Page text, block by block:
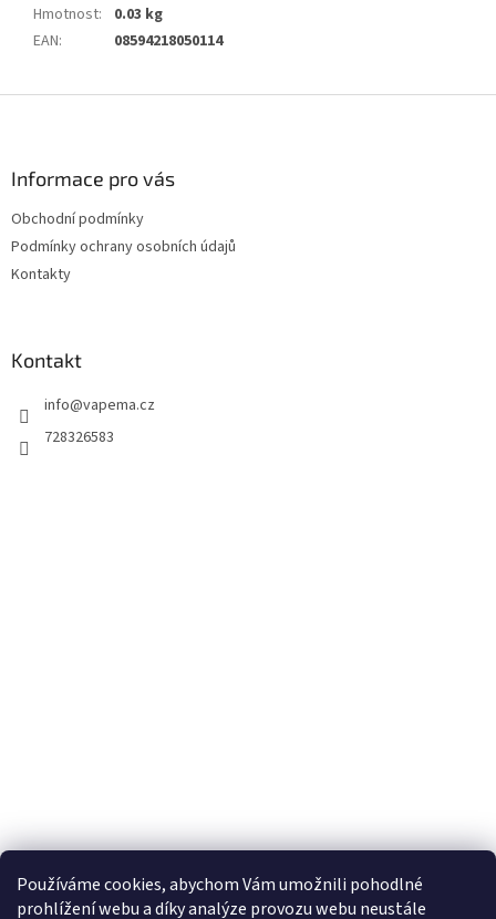
Používáme cookies, abychom Vám umožnili pohodlné
prohlížení webu a díky analýze provozu webu neustále
Hmotnost:
0.03 kg
EAN: 08594218050114
Informace pro vás
Obchodní podmínky
Podmínky ochrany osobních údajů
Kontakty
Kontakt
info@vapema.cz
728326583